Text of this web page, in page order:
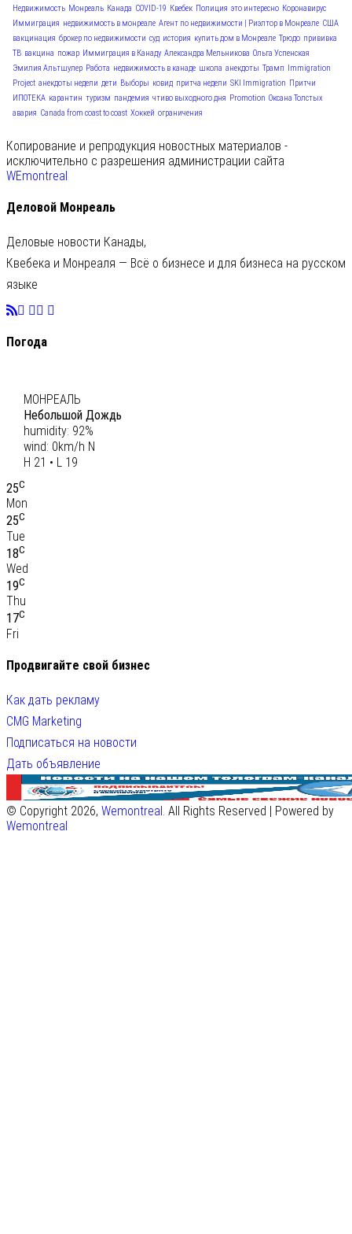
Недвижимость Монреаль Канада COVID-19 Квебек Полиция это интересно Коронавирус
Иммиграция недвижимость в монреале Агент по недвижимости | Риэлтор в Монреале США
вакцинация брокер по недвижимости суд история купить дом в Монреале Трюдо прививка
ТВ вакцина пожар Иммиграция в Канаду Александра Мельникова Ольга Успенская
Эмилия Альтшулер Работа недвижимость в канаде школа анекдоты Трамп Immigration
Project анекдоты недели дети Выборы ковид притча недели SKI Immigration Притчи
ИПОТЕКА карантин туризм пандемия чтиво выходного дня Promotion Оксана Толстых
авария Canada from coast to coast Хоккей ограничения
Копирование и репродукция новостных материалов -
исключительно с разрешения администрации сайта
WEmontreal
Деловой Монреаль
Деловые новости Канады,
Квебека и Монреаля — Всё о бизнесе и для бизнеса на русском
языке
Погода
МОНРЕАЛЬ
Небольшой Дождь
humidity: 92%
wind: 0km/h N
H 21 • L 19
25C
Mon
25C
Tue
18C
Wed
19C
Thu
17C
Fri
Продвигайте свой бизнес
Как дать рекламу
CMG Marketing
Подписаться на новости
Дать объявление
© Copyright 2026, Wemontreal. All Rights Reserved | Powered by
Wemontreal